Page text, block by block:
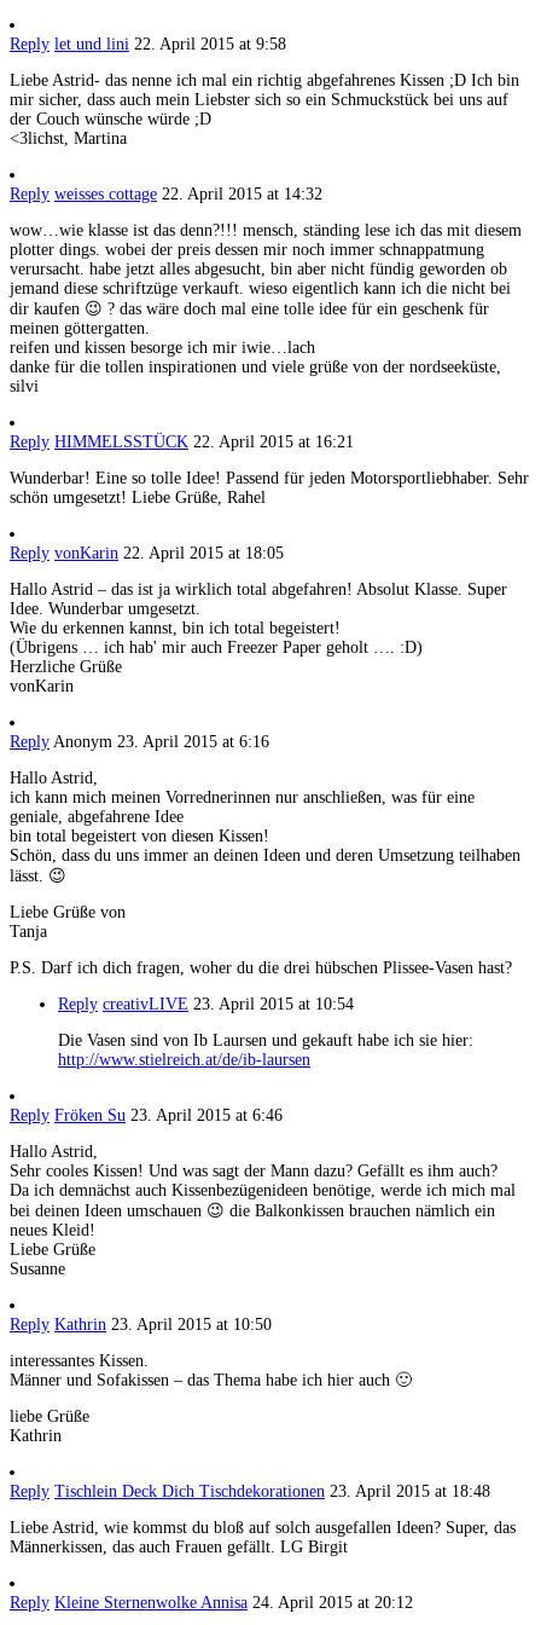
Reply let und lini 22. April 2015 at 9:58
Liebe Astrid- das nenne ich mal ein richtig abgefahrenes Kissen ;D Ich bin
mir sicher, dass auch mein Liebster sich so ein Schmuckstück bei uns auf
der Couch wünsche würde ;D
<3lichst, Martina
Reply weisses cottage 22. April 2015 at 14:32
wow…wie klasse ist das denn?!!! mensch, ständing lese ich das mit diesem
plotter dings. wobei der preis dessen mir noch immer schnappatmung
verursacht. habe jetzt alles abgesucht, bin aber nicht fündig geworden ob
jemand diese schriftzüge verkauft. wieso eigentlich kann ich die nicht bei
dir kaufen 😉 ? das wäre doch mal eine tolle idee für ein geschenk für
meinen göttergatten.
reifen und kissen besorge ich mir iwie…lach
danke für die tollen inspirationen und viele grüße von der nordseeküste,
silvi
Reply HIMMELSSTÜCK 22. April 2015 at 16:21
Wunderbar! Eine so tolle Idee! Passend für jeden Motorsportliebhaber. Sehr
schön umgesetzt! Liebe Grüße, Rahel
Reply vonKarin 22. April 2015 at 18:05
Hallo Astrid – das ist ja wirklich total abgefahren! Absolut Klasse. Super
Idee. Wunderbar umgesetzt.
Wie du erkennen kannst, bin ich total begeistert!
(Übrigens … ich hab' mir auch Freezer Paper geholt …. :D)
Herzliche Grüße
vonKarin
Reply Anonym 23. April 2015 at 6:16
Hallo Astrid,
ich kann mich meinen Vorrednerinnen nur anschließen, was für eine
geniale, abgefahrene Idee
bin total begeistert von diesen Kissen!
Schön, dass du uns immer an deinen Ideen und deren Umsetzung teilhaben
lässt. 😉
Liebe Grüße von
Tanja
P.S. Darf ich dich fragen, woher du die drei hübschen Plissee-Vasen hast?
Reply creativLIVE 23. April 2015 at 10:54
Die Vasen sind von Ib Laursen und gekauft habe ich sie hier:
http://www.stielreich.at/de/ib-laursen
Reply Fröken Su 23. April 2015 at 6:46
Hallo Astrid,
Sehr cooles Kissen! Und was sagt der Mann dazu? Gefällt es ihm auch?
Da ich demnächst auch Kissenbezügenideen benötige, werde ich mich mal
bei deinen Ideen umschauen 😉 die Balkonkissen brauchen nämlich ein
neues Kleid!
Liebe Grüße
Susanne
Reply Kathrin 23. April 2015 at 10:50
interessantes Kissen.
Männer und Sofakissen – das Thema habe ich hier auch 🙂
liebe Grüße
Kathrin
Reply Tischlein Deck Dich Tischdekorationen 23. April 2015 at 18:48
Liebe Astrid, wie kommst du bloß auf solch ausgefallen Ideen? Super, das
Männerkissen, das auch Frauen gefällt. LG Birgit
Reply Kleine Sternenwolke Annisa 24. April 2015 at 20:12